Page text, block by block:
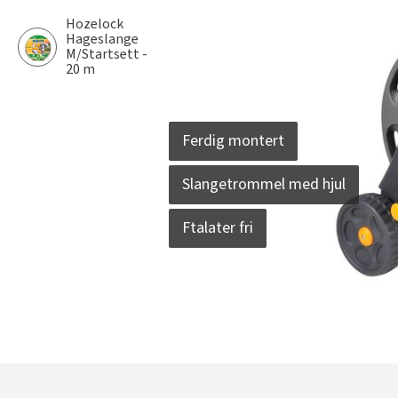
Hozelock
Hageslange
M/Startsett -
20 m
Ferdig montert
Slangetrommel med hjul
Ftalater fri